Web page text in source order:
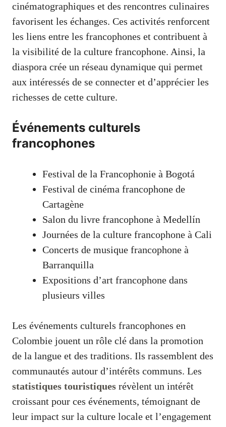
cinématographiques et des rencontres culinaires
favorisent les échanges. Ces activités renforcent
les liens entre les francophones et contribuent à
la visibilité de la culture francophone. Ainsi, la
diaspora crée un réseau dynamique qui permet
aux intéressés de se connecter et d’apprécier les
richesses de cette culture.
Événements culturels
francophones
Festival de la Francophonie à Bogotá
Festival de cinéma francophone de
Cartagène
Salon du livre francophone à Medellín
Journées de la culture francophone à Cali
Concerts de musique francophone à
Barranquilla
Expositions d’art francophone dans
plusieurs villes
Les événements culturels francophones en
Colombie jouent un rôle clé dans la promotion
de la langue et des traditions. Ils rassemblent des
communautés autour d’intérêts communs. Les
statistiques touristiques révèlent un intérêt
croissant pour ces événements, témoignant de
leur impact sur la culture locale et l’engagement